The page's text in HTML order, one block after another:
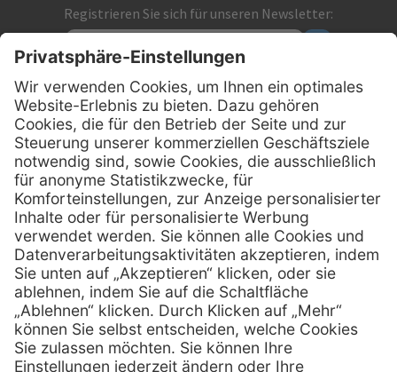
Registrieren Sie sich für unseren Newsletter:
Kontakt
MediQuick Arzt- und Krankenhausbedarfshandel GmbH
Hans-Wunderlich-Straße 7
D-49078 Osnabrück
Telefon:0800 - 633 43 66
E-Mail: info @ mediquick.de
Services
Serviceversprechen
Sprechstundenbedarf
Hilfe
FAQs
Kontakt